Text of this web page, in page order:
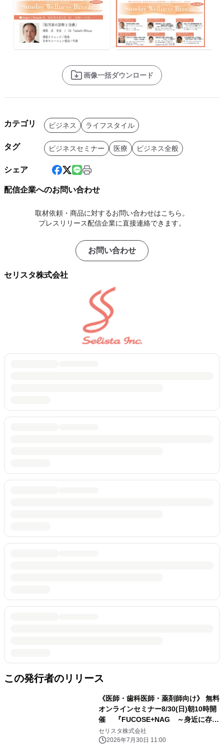
画像一括ダウンロード
カテゴリ ビジネス ライフスタイル
タグ ビジネスセミナー 医療 ビジネス全般
シェア
配信企業へのお問い合わせ
取材依頼・商品に対するお問い合わせはこちら。
プレスリリース配信企業に直接連絡できます。
お問い合わせ
セリスタ株式会社
この発行者のリリース
《医師・歯科医師・薬剤師向け》 無料
オンラインセミナー8/30(日)朝10時開
催 『FUCOSE+NAG ～身近に存在
する糖の機能性研究～』 相澤 光輝 先
生(焼津水産化学工業株式会社 開発本
セリスタ株式会社
2026年7月30日 11:00